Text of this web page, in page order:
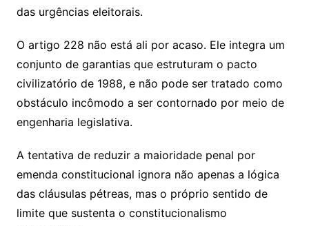
das urgências eleitorais.
O artigo 228 não está ali por acaso. Ele integra um
conjunto de garantias que estruturam o pacto
civilizatório de 1988, e não pode ser tratado como
obstáculo incômodo a ser contornado por meio de
engenharia legislativa.
A tentativa de reduzir a maioridade penal por
emenda constitucional ignora não apenas a lógica
das cláusulas pétreas, mas o próprio sentido de
limite que sustenta o constitucionalismo